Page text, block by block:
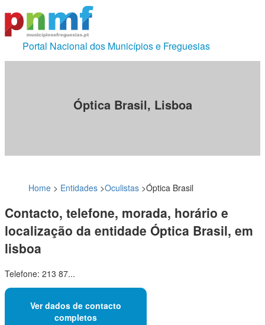
Portal Nacional dos Municípios e Freguesias
Óptica Brasil, Lisboa
Home > Entidades >Oculistas >Óptica Brasil
Contacto, telefone, morada, horário e
localização da entidade Óptica Brasil, em
lisboa
Telefone: 213 87...
Ver dados de contacto
completos